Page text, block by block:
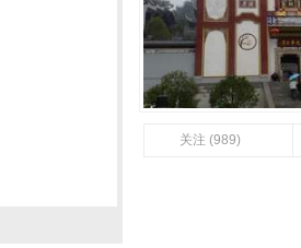
关注 (989)